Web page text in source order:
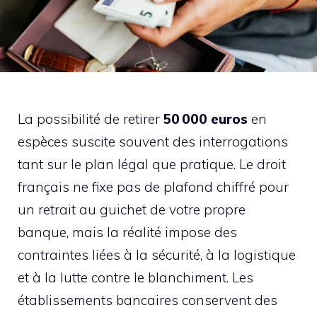
La possibilité de retirer 50 000 euros en
espèces suscite souvent des interrogations
tant sur le plan légal que pratique. Le droit
français ne fixe pas de plafond chiffré pour
un retrait au guichet de votre propre
banque, mais la réalité impose des
contraintes liées à la sécurité, à la logistique
et à la lutte contre le blanchiment. Les
établissements bancaires conservent des